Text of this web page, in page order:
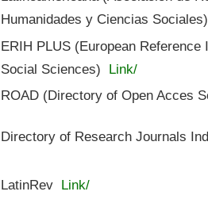
Humanidades y Ciencias Sociales)
ERIH PLUS (European
Social Sciences) Link/
ROAD (Directory of Open Acces
Directory of Research Journals
LatinRev Link/